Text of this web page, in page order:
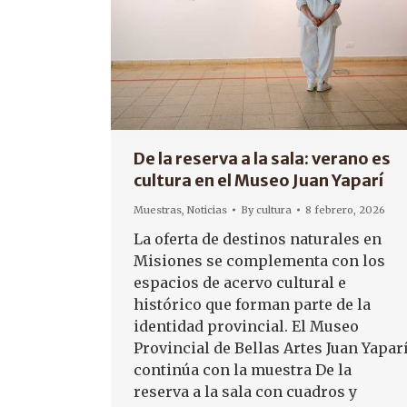
De la reserva a la sala: verano es
cultura en el Museo Juan Yaparí
Muestras, Noticias Bycultura 8 febrero, 2026
La oferta de destinos naturales en
Misiones se complementa con los
espacios de acervo cultural e
histórico que forman parte de la
identidad provincial. El Museo
Provincial de Bellas Artes Juan
continúa con la muestra De la
reserva a la sala con cuadros y